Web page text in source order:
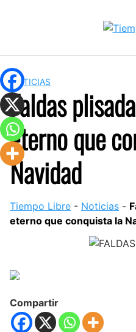
NOTICIAS
Faldas
eterno que
Navidad
Tiempo Libre - Noticias -
eterno que conquista la
Compartir